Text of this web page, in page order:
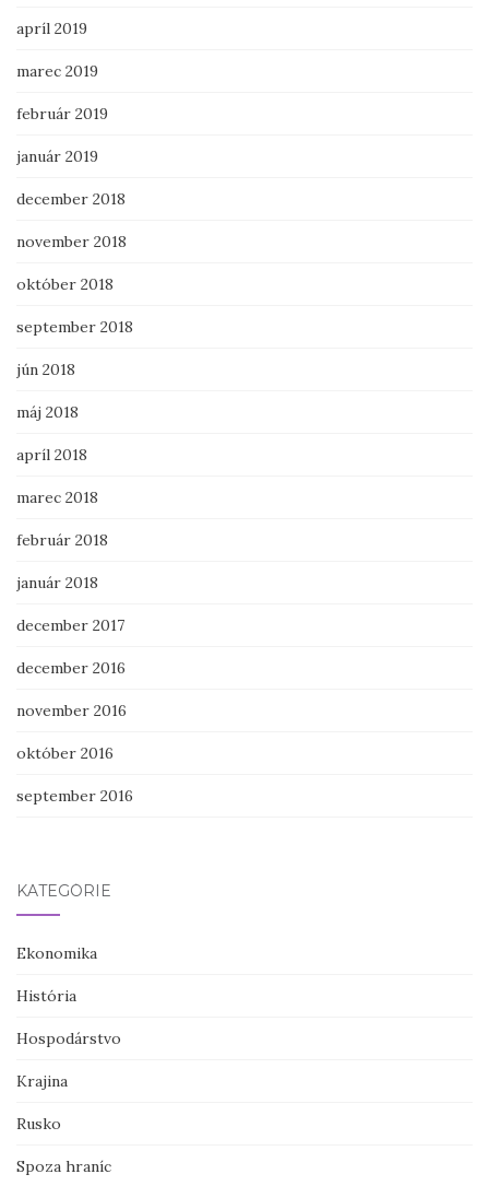
apríl 2019
marec 2019
február 2019
január 2019
december 2018
november 2018
október 2018
september 2018
jún 2018
máj 2018
apríl 2018
marec 2018
február 2018
január 2018
december 2017
december 2016
november 2016
október 2016
september 2016
KATEGÓRIE
Ekonomika
História
Hospodárstvo
Krajina
Rusko
Spoza hraníc